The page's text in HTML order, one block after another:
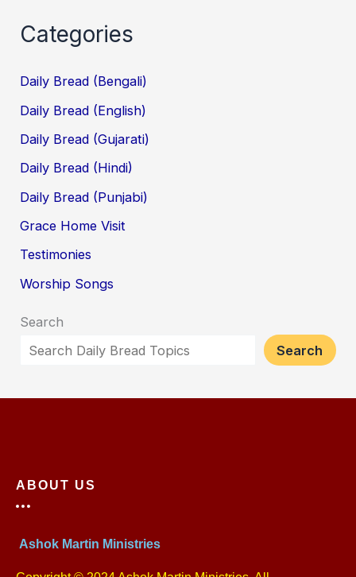
Categories
Daily Bread (Bengali)
Daily Bread (English)
Daily Bread (Gujarati)
Daily Bread (Hindi)
Daily Bread (Punjabi)
Grace Home Visit
Testimonies
Worship Songs
Search
Search
ABOUT US
Ashok Martin Ministries